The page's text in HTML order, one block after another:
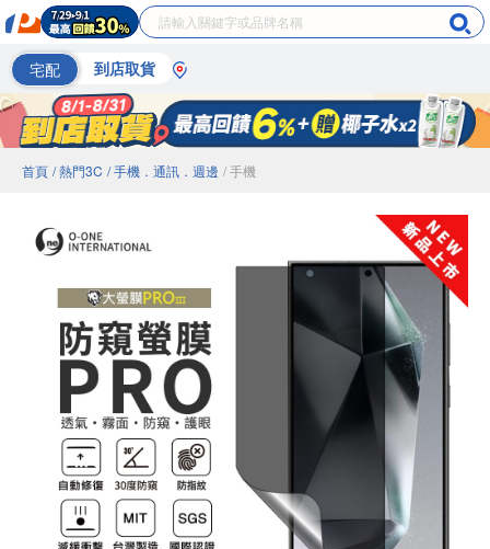
宅配 到店取貨
首頁 / 熱門3C / 手機．通訊．週邊 / 手機